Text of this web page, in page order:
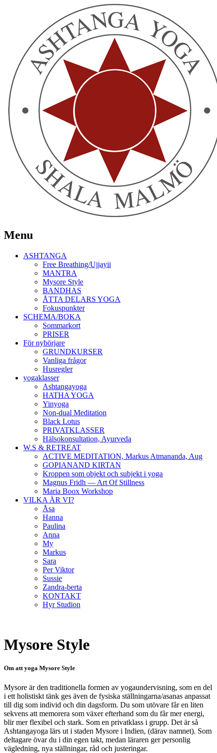
Ashtanga Yoga Shala Malmö
Yoga Malmö
Menu
Skip
ASHTANGA
Free Breathing/Ujjayii
MANTRA
Mysore Style
BANDHAS
ÅTTA DELARS YOGA
Fokuspunkter
SCHEMA/BOKA
Sommarkort
PRISER
För nybörjare
GRUNDKURSER
Vanliga frågor
Husregler
yogaklasser
Ashtangayoga
HATHA YOGA
Yinyoga
Non-dual Meditation
Black Lotus
PRIVATKLASSER
Hälsokonsultation, Ayurveda
W.S & RETREAT
ACTIVE MEDITATION, Markus Atmananda, Aug
GOPIANAND KIRTAN
Kroppen som objekt och subjekt i yoga
Magnus Fridh — Art Of Stillness
Maria Boox Workshop
VILKA ÄR VI?
Åsa
Hanna
Paulina
Anna
My
Markus
Sara
Per Viktor
Sussie
Zandra-berta
KONTAKT
Hyr Studion
Mysore Style
Om att yoga Mysore Style
Mysore är den traditionella formen av yogaundervisning, som en del
i ett holistiskt tänk ges även de fysiska ställningarna/asanas anpassat
till dig som individ och din dagsform. Du som utövare får en liten
sekvens att memorera som växer efterhand som du får mer energi,
blir mer flexibel och stark. Som en privatklass i grupp. Det är så
Ashtangayoga lärs ut i staden Mysore i Indien, (därav namnet). Som
deltagare övar du i din egen takt, medan läraren ger personlig
vägledning, nya ställningar, råd och justeringar.